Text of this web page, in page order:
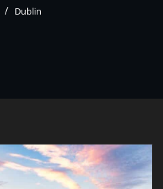
Dublin